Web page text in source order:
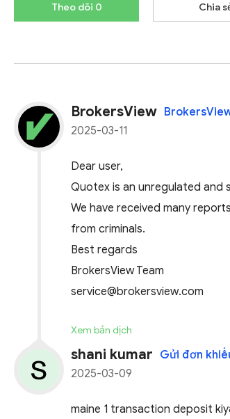
Theo dõi 0 Chia
BrokersView
2025-03-11
Dear user,
Quotex is an unregulated and
We have received many
from criminals.
Best regards
BrokersView Team
service@brokersview.com
Xem bản dịch
shani kumar Gửi đơn
2025-03-09
maine 1 transaction deposit